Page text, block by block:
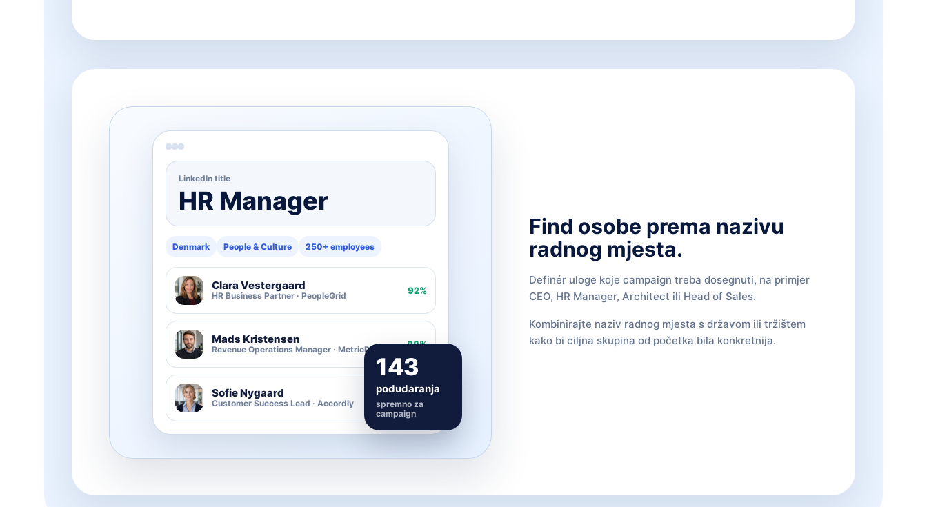
Find osobe prema nazivu
radnog mjesta.
Definér uloge koje campaign treba dosegnuti, na primjer
CEO, HR Manager, Architect ili Head of Sales.
Kombinirajte naziv radnog mjesta s državom ili tržištem
kako bi ciljna skupina od početka bila konkretnija.
LinkedIn title
HR Manager
Denmark People & Culture 250+ employees
Clara Vestergaard
HR Business Partner · PeopleGrid 92%
Mads Kristensen
Revenue Operations Manager · MetricPilot 88%
Sofie Nygaard
Customer Success Lead · Accordly
143
podudaranja
spremno za
campaign